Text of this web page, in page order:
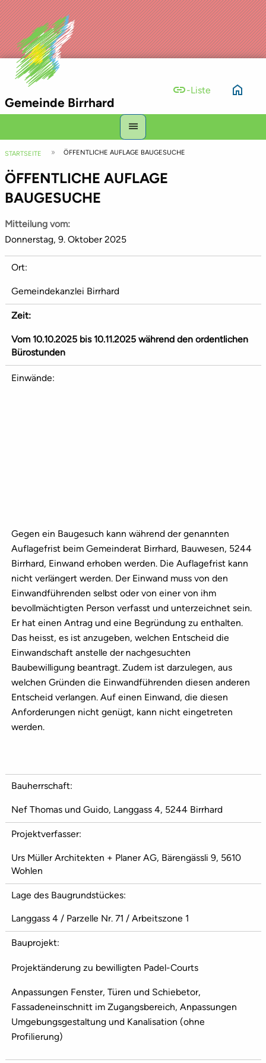
Gemeinde Birrhard
link-Liste home
Hauptnavigation
Top
Bar
menu
Pfadnavigation
STARTSEITE ÖFFENTLICHE AUFLAGE BAUGESUCHE
ÖFFENTLICHE AUFLAGE
BAUGESUCHE
Mitteilung vom
Donnerstag, 9. Oktober 2025
Ort:
Gemeindekanzlei Birrhard
Zeit:
Vom 10.10.2025 bis 10.11.2025 während den ordentlichen
Bürostunden
Einwände:
Gegen ein Baugesuch kann während der genannten
Auflagefrist beim Gemeinderat Birrhard, Bauwesen, 5244
Birrhard, Einwand erhoben werden. Die Auflagefrist kann
nicht verlängert werden. Der Einwand muss von den
Einwandführenden selbst oder von einer von ihm
bevollmächtigten Person verfasst und unterzeichnet sein.
Er hat einen Antrag und eine Begründung zu enthalten.
Das heisst, es ist anzugeben, welchen Entscheid die
Einwandschaft anstelle der nachgesuchten
Baubewilligung beantragt. Zudem ist darzulegen, aus
welchen Gründen die Einwandführenden diesen anderen
Entscheid verlangen. Auf einen Einwand, die diesen
Anforderungen nicht genügt, kann nicht eingetreten
werden.
Bauherrschaft:
Nef Thomas und Guido, Langgass 4, 5244 Birrhard
Projektverfasser:
Urs Müller Architekten + Planer AG, Bärengässli 9, 5610
Wohlen
Lage des Baugrundstückes:
Langgass 4 / Parzelle Nr. 71 / Arbeitszone 1
Bauprojekt:
Projektänderung zu bewilligten Padel-Courts
Anpassungen Fenster, Türen und Schiebetor,
Fassadeneinschnitt im Zugangsbereich, Anpassungen
Umgebungsgestaltung und Kanalisation (ohne
Profilierung)